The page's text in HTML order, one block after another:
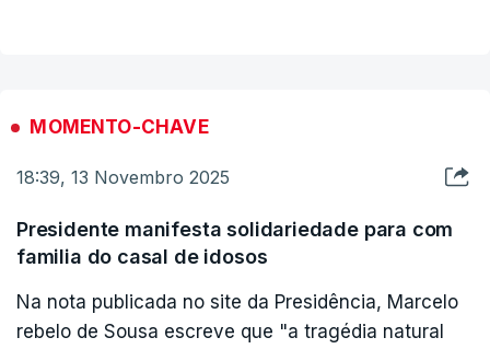
MOMENTO-CHAVE
18:39, 13 Novembro 2025
Presidente manifesta solidariedade para com
familia do casal de idosos
Na nota publicada no site da Presidência, Marcelo
rebelo de Sousa escreve que "a tragédia natural